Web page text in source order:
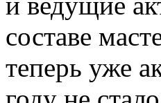
составе
теперь уже